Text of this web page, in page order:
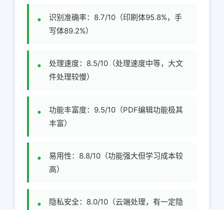
识别准确率：8.7/10（印刷体95.8%，手
写体89.2%）
处理速度：8.5/10（处理速度中等，大文
件处理较慢）
功能丰富度：9.5/10（PDF编辑功能极其
丰富）
易用性：8.8/10（功能强大但学习成本较
高）
隐私安全：8.0/10（云端处理，有一定隐